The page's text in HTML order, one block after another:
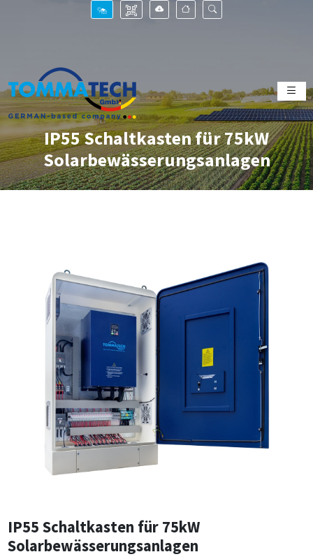
IP55 Schaltkasten für 75kW
Solarbewässerungsanlagen
IP55 Schaltkasten für 75kW
Solarbewässerungsanlagen